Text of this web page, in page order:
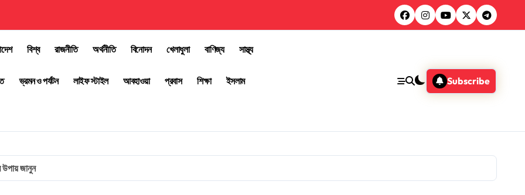
বিশ্ব রাজনীতি অর্থনীতি বিনোদন খেলাধুলা বাণিজ্য সাস্থ্য
ভ্রমন ও পর্যটন লাইফ স্টাইল আবহাওয়া প্রবাস শিক্ষা ইসলাম Subscribe
উপায় জানুন